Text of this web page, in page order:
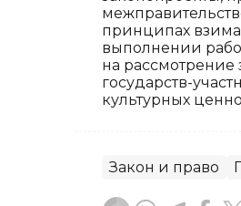
принципах
выполнении
на
государств-
культурных
Закон и право